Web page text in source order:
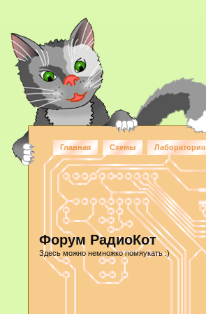
Главная Схемы Лаборатория
Форум РадиоКот
Здесь можно немножко помяукать :)